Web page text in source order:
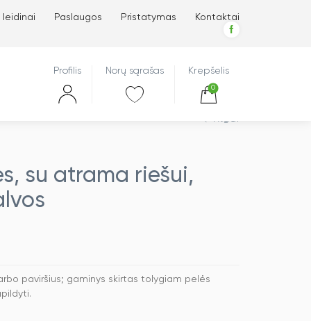
leidinai Paslaugos Pristatymas Kontaktai
Profilis Norų sąrašas Krepšelis
0
Atgal
su atrama riešui,
paviršius; gaminys skirtas tolygiam pelės